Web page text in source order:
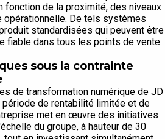
fonction de la proximité, des niveaux
opérationnelle. De tels systèmes
standardisées qui peuvent être
fiable dans tous les points de vente
sous la contrainte
de transformation numérique de JD
de rentabilité limitée et de
met en œuvre des initiatives
du groupe, à hauteur de 30